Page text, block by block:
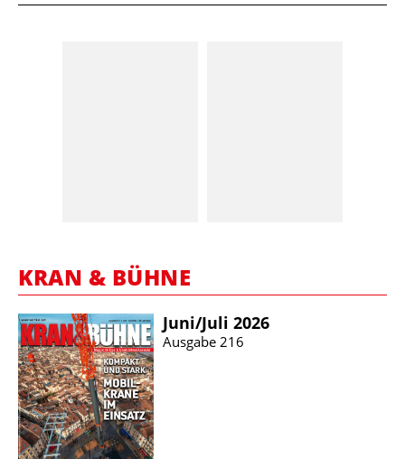
KRAN & BÜHNE
Juni/​Juli 2026
Ausgabe 216